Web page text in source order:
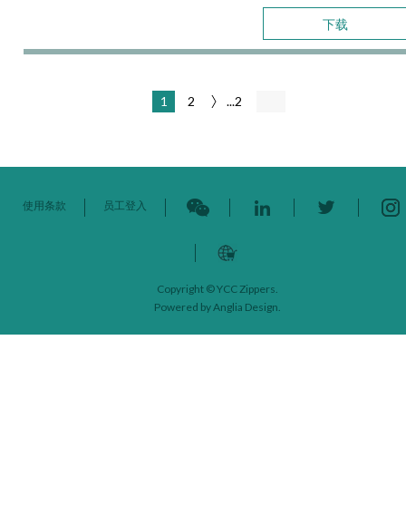
下载
1 2 ...2
使用条款 员工登入
Copyright © YCC Zippers.
Powered byAnglia Design.